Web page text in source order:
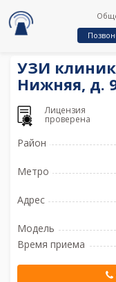
УЗИ
Нижняя, д.
Лицензия
проверена
Район
Метро
Адрес
Модель
Время приема